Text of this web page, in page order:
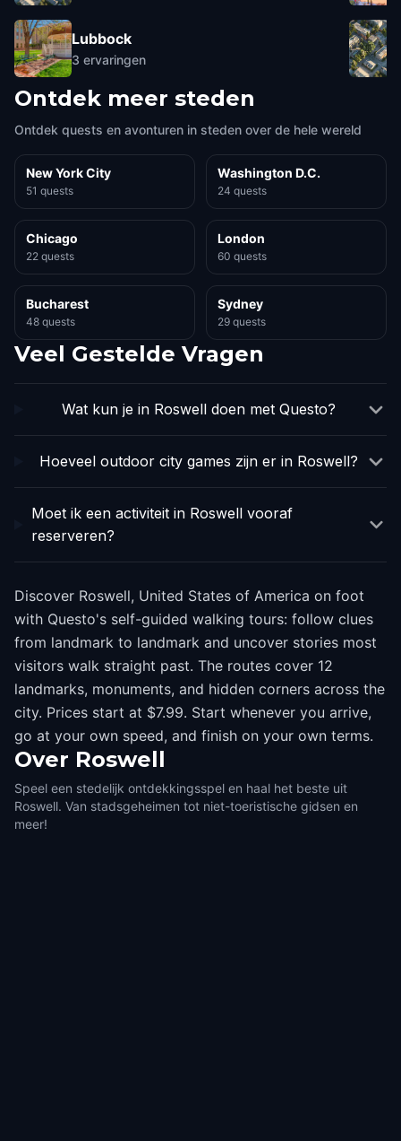
Lubbock
3 ervaringen
Ontdek meer steden
Ontdek quests en avonturen in steden over de hele wereld
New York City
51 quests
Washington D.C.
24 quests
Chicago
22 quests
London
60 quests
Bucharest
48 quests
Sydney
29 quests
Veel Gestelde Vragen
Wat kun je in Roswell doen met Questo?
Hoeveel outdoor city games zijn er in Roswell?
Moet ik een activiteit in Roswell vooraf
reserveren?
Discover Roswell, United States of America on foot
with Questo's self-guided walking tours: follow clues
from landmark to landmark and uncover stories most
visitors walk straight past. The routes cover 12
landmarks, monuments, and hidden corners across the
city. Prices start at $7.99. Start whenever you arrive,
go at your own speed, and finish on your own terms.
Over Roswell
Speel een stedelijk ontdekkingsspel en haal het beste uit
Roswell. Van stadsgeheimen tot niet-toeristische gidsen en
meer!